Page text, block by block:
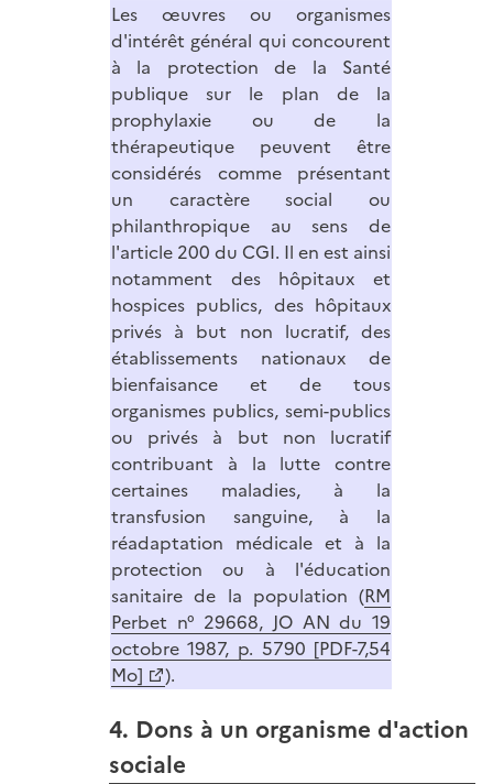
Les œuvres ou organismes
d'intérêt général qui concourent
à la protection de la Santé
publique sur le plan de la
prophylaxie ou de la
thérapeutique peuvent être
considérés comme présentant
un caractère social ou
philanthropique au sens de
l'article 200 du CGI. Il en est ainsi
notamment des hôpitaux et
hospices publics, des hôpitaux
privés à but non lucratif, des
établissements nationaux de
bienfaisance et de tous
organismes publics, semi-publics
ou privés à but non lucratif
contribuant à la lutte contre
certaines maladies, à la
transfusion sanguine, à la
réadaptation médicale et à la
protection ou à l'éducation
sanitaire de la population (RM
Perbet n° 29668, JO AN du 19
octobre 1987, p. 5790 [PDF-7,54
Mo]
).
4. Dons à un organisme d'action
sociale